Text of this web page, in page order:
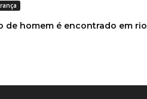
de homem é encontrado em rio